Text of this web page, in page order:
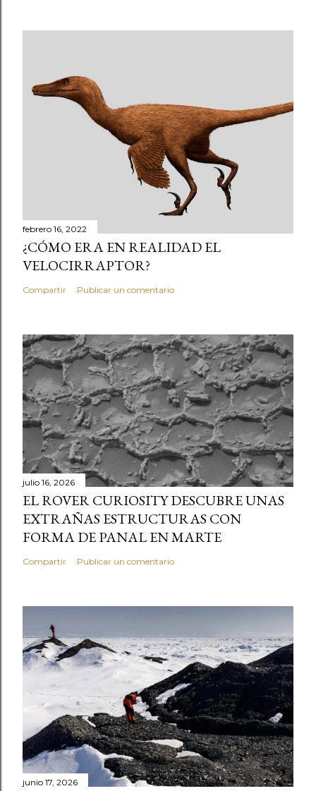
febrero 16, 2022
¿CÓMO ERA EN REALIDAD EL
VELOCIRRAPTOR?
Compartir Publicar un comentario
julio 16, 2026
EL ROVER CURIOSITY DESCUBRE UNAS
EXTRAÑAS ESTRUCTURAS CON
FORMA DE PANAL EN MARTE
Compartir Publicar un comentario
junio 17, 2026